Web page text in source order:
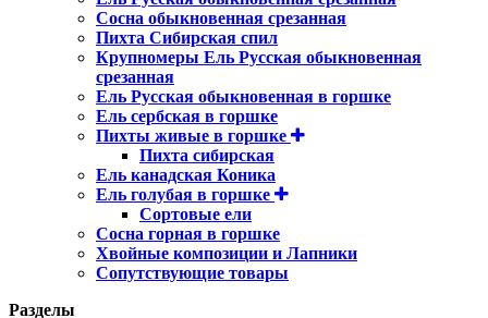
Сосна обыкновенная срезанная
Пихта Сибирская спил
Крупномеры Ель Русская обыкновенная
срезанная
Ель Русская обыкновенная в горшке
Ель сербская в горшке
Пихты живые в горшке
Пихта сибирская
Ель канадская Коника
Ель голубая в горшке
Сортовые ели
Сосна горная в горшке
Хвойные композиции и Лапники
Сопутствующие товары
Разделы